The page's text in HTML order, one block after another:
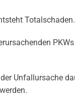
Unfallursache